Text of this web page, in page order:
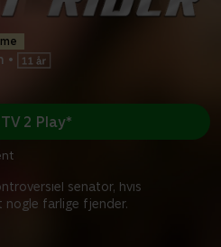
•
senator, hvis
nogle farlige fjender.
2 Play*